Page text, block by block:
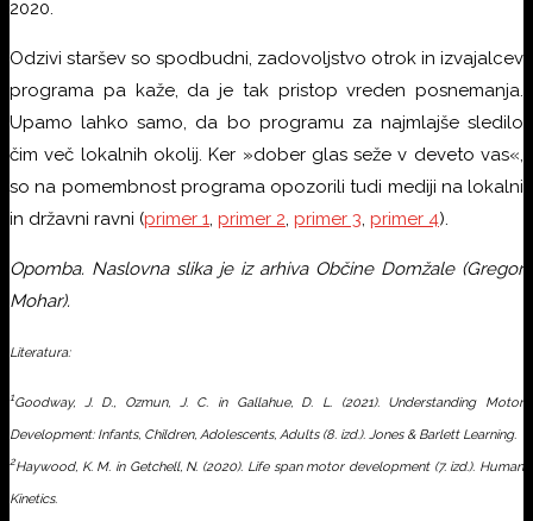
2020.
Odzivi staršev so spodbudni, zadovoljstvo otrok in izvajalcev
programa pa kaže, da je tak pristop vreden posnemanja.
Upamo lahko samo, da bo programu za najmlajše sledilo
čim več lokalnih okolij. Ker »dober glas seže v deveto vas«,
so na pomembnost programa opozorili tudi mediji na lokalni
in državni ravni (primer 1, primer 2, primer 3, primer 4).
Opomba. Naslovna slika je iz arhiva Občine Domžale (Gregor
Mohar).
Literatura:
1Goodway, J. D., Ozmun, J. C. in Gallahue, D. L. (2021). Understanding Motor
Development: Infants, Children, Adolescents, Adults(8. izd.). Jones & Barlett Learning.
2Haywood, K. M. in Getchell, N. (2020). Life span motor development(7. izd.). Human
Kinetics.